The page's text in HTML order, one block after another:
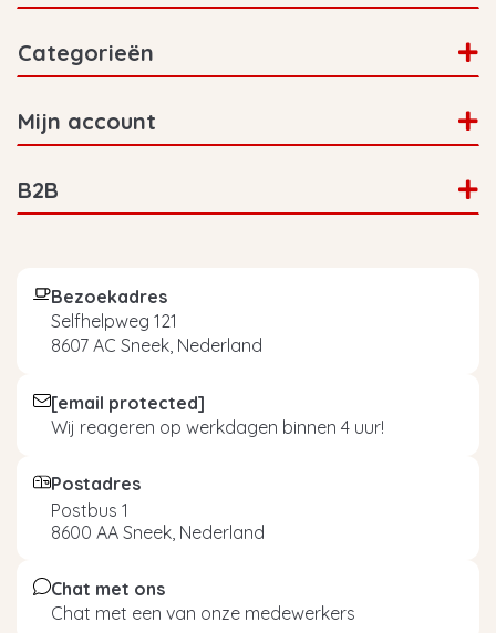
Categorieën
Mijn account
B2B
Bezoekadres
Selfhelpweg 121
8607 AC Sneek, Nederland
[email protected]
Wij reageren op werkdagen binnen 4 uur!
Postadres
Postbus 1
8600 AA Sneek, Nederland
Chat met ons
Chat met een van onze medewerkers